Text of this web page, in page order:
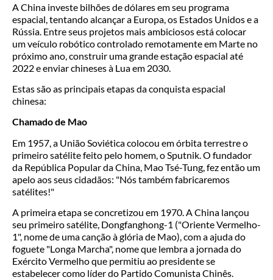
A China investe bilhões de dólares em seu programa
espacial, tentando alcançar a Europa, os Estados Unidos e a
Rússia. Entre seus projetos mais ambiciosos está colocar
um veículo robótico controlado remotamente em Marte no
próximo ano, construir uma grande estação espacial até
2022 e enviar chineses à Lua em 2030.
Estas são as principais etapas da conquista espacial
chinesa:
Chamado de Mao
Em 1957, a União Soviética colocou em órbita terrestre o
primeiro satélite feito pelo homem, o Sputnik. O fundador
da República Popular da China, Mao Tsé-Tung, fez então um
apelo aos seus cidadãos: "Nós também fabricaremos
satélites!"
A primeira etapa se concretizou em 1970. A China lançou
seu primeiro satélite, Dongfanghong-1 ("Oriente Vermelho-
1", nome de uma canção à glória de Mao), com a ajuda do
foguete "Longa Marcha", nome que lembra a jornada do
Exército Vermelho que permitiu ao presidente se
estabelecer como líder do Partido Comunista Chinês.